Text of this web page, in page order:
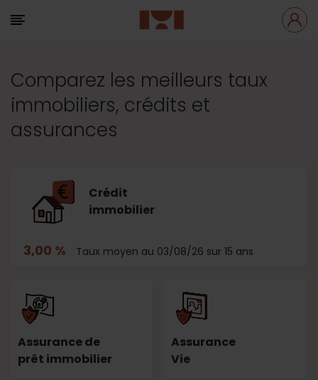
Comparez les meilleurs taux
immobiliers, crédits et
assurances
Crédit
immobilier
3,00 % Taux moyen au 03/08/26 sur 15 ans
Assurance de
prêt immobilier
Assurance
Vie